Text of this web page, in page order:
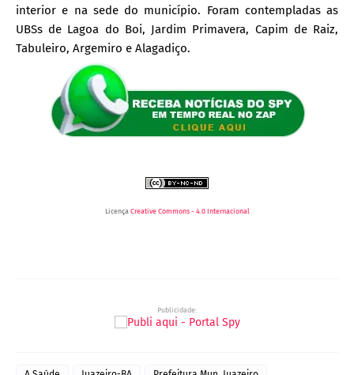
interior e na sede do município. Foram contempladas as
UBSs de Lagoa do Boi, Jardim Primavera, Capim de Raiz,
Tabuleiro, Argemiro e Alagadiço.
Licença Creative Commons - 4.0 Internacional
Publicidade: